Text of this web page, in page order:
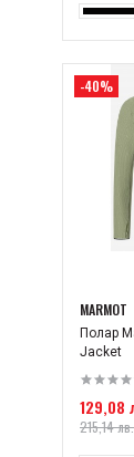
-40%
MARMOT
Полар
Jacket
129,08
215,14